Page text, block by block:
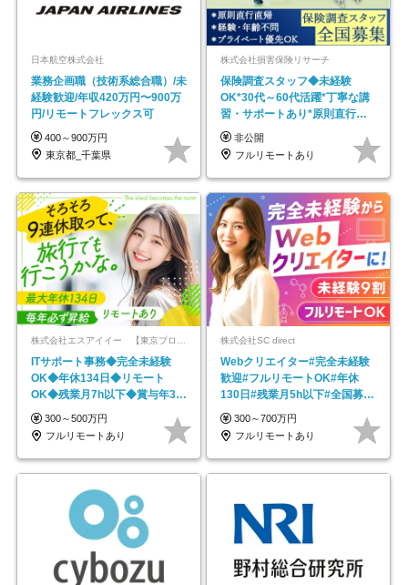
日本航空株式会社
業務企画職（技術系総合職）/未
経験歓迎/年収420万円〜900万
円/リモートフレックス可
400～900万円
東京都_千葉県
株式会社損害保険リサーチ
保険調査スタッフ◆未経験
OK*30代～60代活躍*丁寧な講
習・サポートあり*原則直行直
帰／全国募集・業務委託
非公開
フルリモートあり
ITサポート事務◆完全未経験
OK◆年休134日◆リモート
OK◆残業月7h以下◆賞与年3回
◆5年目まで必ず昇給
300～500万円
フルリモートあり
株式会社SC direct
Webクリエイター#完全未経験
歓迎#フルリモートOK#年休
130日#残業月5h以下#全国募集
#最大1年の研修
300～700万円
フルリモートあり